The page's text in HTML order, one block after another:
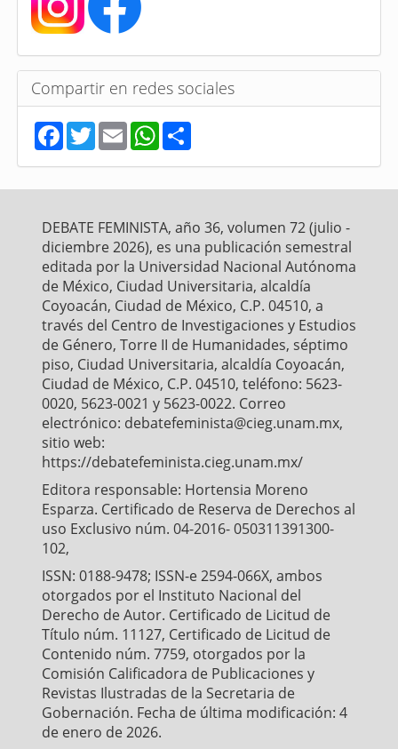
Compartir en redes sociales
F
a
c
e
b
k
T
w
t
t
E
m
a
i
l
W
h
a
t
s
p
S
h
r
e
DEBATE FEMINISTA, año 36, volumen 72 (julio -
diciembre 2026), es una publicación semestral
editada por la Universidad Nacional Autónoma
de México, Ciudad Universitaria, alcaldía
Coyoacán, Ciudad de México, C.P. 04510, a
través del Centro de Investigaciones y Estudios
de Género, Torre II de Humanidades, séptimo
piso, Ciudad Universitaria, alcaldía Coyoacán,
Ciudad de México, C.P. 04510, teléfono: 5623-
0020, 5623-0021 y 5623-0022. Correo
electrónico: debatefeminista@cieg.unam.mx,
sitio web:
https://debatefeminista.cieg.unam.mx/
Editora responsable: Hortensia Moreno
Esparza. Certificado de Reserva de Derechos al
uso Exclusivo núm. 04-2016- 050311391300-
102,
ISSN: 0188-9478; ISSN-e 2594-066X, ambos
otorgados por el Instituto Nacional del
Derecho de Autor. Certificado de Licitud de
Título núm. 11127, Certificado de Licitud de
Contenido núm. 7759, otorgados por la
Comisión Calificadora de Publicaciones y
Revistas Ilustradas de la Secretaria de
Gobernación. Fecha de última modificación: 4
de enero de 2026.